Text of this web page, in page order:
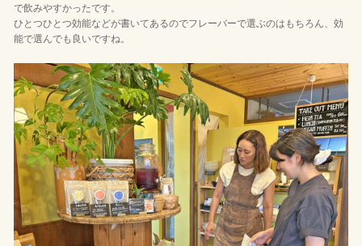
で飲みやすかったです。
ひとつひとつ効能などが書いてあるのでフレーバーで選ぶのはもちろん、効
能で選んでも良いですね。